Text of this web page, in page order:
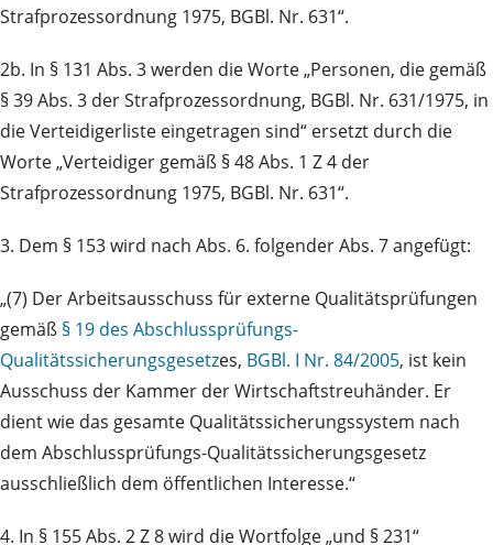
Strafprozessordnung 1975, BGBl. Nr. 631“.
2b. In § 131 Abs. 3 werden die Worte „Personen, die gemäß
§ 39 Abs. 3 der Strafprozessordnung, BGBl. Nr. 631/1975, in
die Verteidigerliste eingetragen sind“ ersetzt durch die
Worte „Verteidiger gemäß § 48 Abs. 1 Z 4 der
Strafprozessordnung 1975, BGBl. Nr. 631“.
3. Dem § 153 wird nach Abs. 6. folgender Abs. 7 angefügt:
„(7) Der Arbeitsausschuss für externe Qualitätsprüfungen
gemäß § 19 des Abschlussprüfungs-
Qualitätssicherungsgesetzes, BGBl. I Nr. 84/2005, ist kein
Ausschuss der Kammer der Wirtschaftstreuhänder. Er
dient wie das gesamte Qualitätssicherungssystem nach
dem Abschlussprüfungs-Qualitätssicherungsgesetz
ausschließlich dem öffentlichen Interesse.“
4. In § 155 Abs. 2 Z 8 wird die Wortfolge „und § 231“